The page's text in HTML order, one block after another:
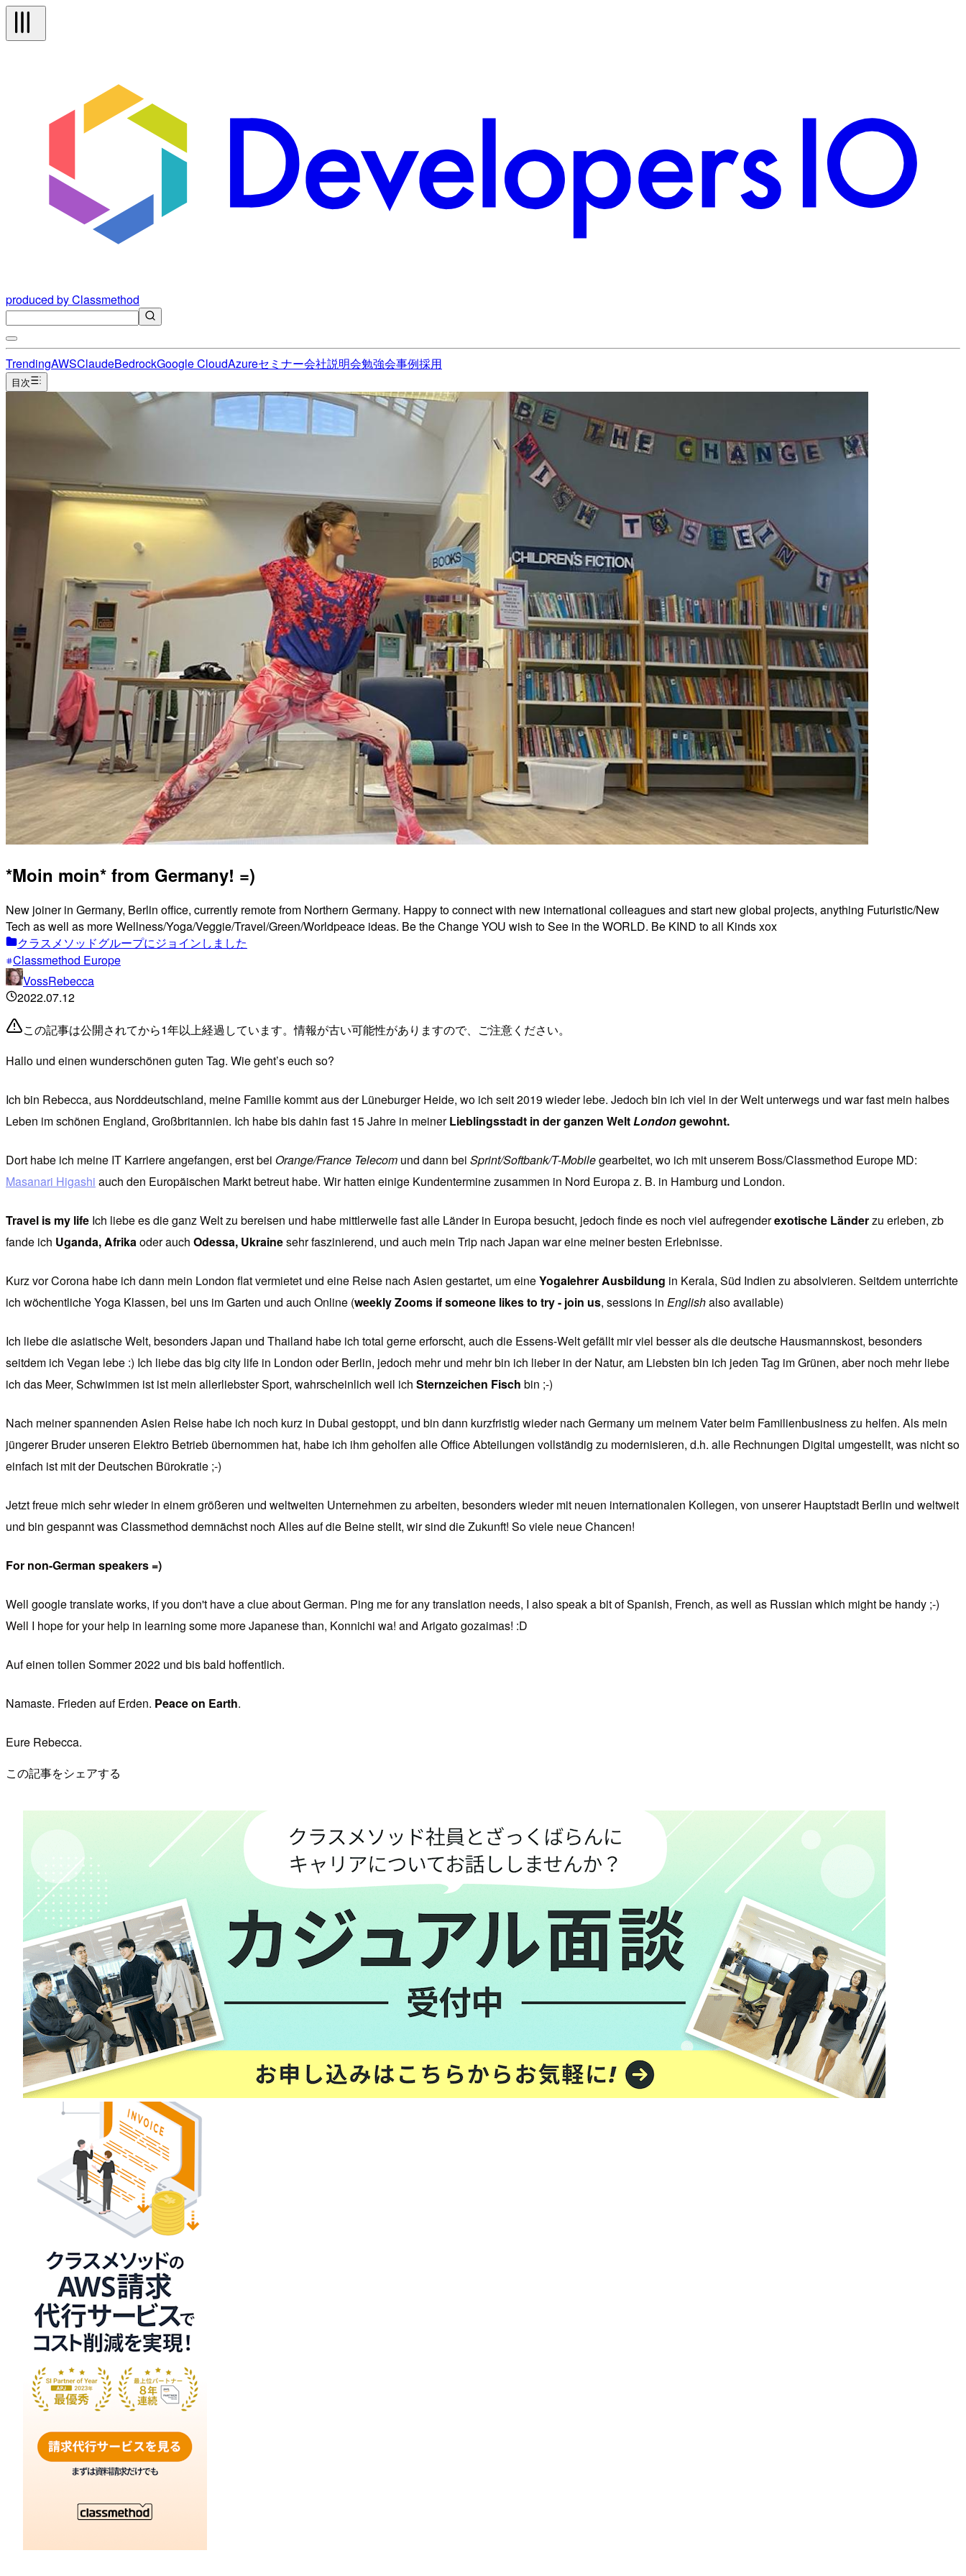
produced by Classmethod
TrendingAWSClaudeBedrockGoogle CloudAzureセミナー会社説明会勉強会事例採用
目次
*Moin moin* from Germany! =)
New joiner in Germany, Berlin office, currently remote from Northern Germany. Happy to connect with new international colleagues and start new global projects, anything Futuristic/New
Tech as well as more Wellness/Yoga/Veggie/Travel/Green/Worldpeace ideas. Be the Change YOU wish to See in the WORLD. Be KIND to all Kinds xox
クラスメソッドグループにジョインしました
Classmethod Europe
VossRebecca
2022.07.12
この記事は公開されてから1年以上経過しています。情報が古い可能性がありますので、ご注意ください。
Hallo und einen wunderschönen guten Tag. Wie geht’s euch so?
Ich bin Rebecca, aus Norddeutschland, meine Familie kommt aus der Lüneburger Heide, wo ich seit 2019 wieder lebe. Jedoch bin ich viel in der Welt unterwegs und war fast mein halbes
Leben im schönen England, Großbritannien. Ich habe bis dahin fast 15 Jahre in meinerLieblingsstadt in der ganzen WeltLondongewohnt.
Dort habe ich meine IT Karriere angefangen, erst bei Orange/France Telecom und dann bei Sprint/Softbank/T-Mobilegearbeitet, wo ich mit unserem Boss/Classmethod Europe MD:
Masanari Higashi auch den Europäischen Markt betreut habe. Wir hatten einige Kundentermine zusammen in Nord Europa z. B. in Hamburg und London.
Travel is my life Ich liebe es die ganz Welt zu bereisen und habe mittlerweile fast alle Länder in Europa besucht, jedoch finde es noch viel aufregenderexotische Länderzu erleben, zb
fande ich Uganda, Afrikaoder auch Odessa, Ukrainesehr faszinierend, und auch mein Trip nach Japan war eine meiner besten Erlebnisse.
Kurz vor Corona habe ich dann mein London flat vermietet und eine Reise nach Asien gestartet, um eineYogalehrer Ausbildung in Kerala, Süd Indien zu absolvieren. Seitdem unterrichte
ich wöchentliche Yoga Klassen, bei uns im Garten und auch Online (weekly Zooms if someone likes to try - join us, sessions in Englishalso available)
Ich liebe die asiatische Welt, besonders Japan und Thailand habe ich total gerne erforscht, auch die Essens-Welt gefällt mir viel besser als die deutsche Hausmannskost, besonders
seitdem ich Vegan lebe :) Ich liebe das big city life in London oder Berlin, jedoch mehr und mehr bin ich lieber in der Natur, am Liebsten bin ich jeden Tag im Grünen, aber noch mehr liebe
ich das Meer, Schwimmen ist ist mein allerliebster Sport, wahrscheinlich weil ich Sternzeichen Fisch bin ;-)
Nach meiner spannenden Asien Reise habe ich noch kurz in Dubai gestoppt, und bin dann kurzfristig wieder nach Germany um meinem Vater beim Familienbusiness zu helfen. Als mein
jüngerer Bruder unseren Elektro Betrieb übernommen hat, habe ich ihm geholfen alle Office Abteilungen vollständig zu modernisieren, d.h. alle Rechnungen Digital umgestellt, was nicht so
einfach ist mit der Deutschen Bürokratie ;-)
Jetzt freue mich sehr wieder in einem größeren und weltweiten Unternehmen zu arbeiten, besonders wieder mit neuen internationalen Kollegen, von unserer Hauptstadt Berlin und weltweit
und bin gespannt was Classmethod demnächst noch Alles auf die Beine stellt, wir sind die Zukunft! So viele neue Chancen!
For non-German speakers =)
Well google translate works, if you don't have a clue about German. Ping me for any translation needs, I also speak a bit of Spanish, French, as well as Russian which might be handy ;-)
Well I hope for your help in learning some more Japanese than, Konnichi wa! and Arigato gozaimas! :D
Auf einen tollen Sommer 2022 und bis bald hoffentlich.
Namaste. Frieden auf Erden. Peace on Earth.
Eure Rebecca.
この記事をシェアする